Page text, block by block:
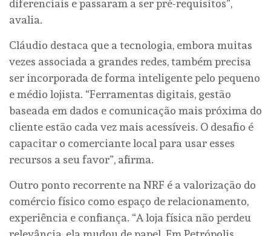
diferenciais e passaram a ser pré-requisitos”,
avalia.
Cláudio destaca que a tecnologia, embora muitas
vezes associada a grandes redes, também precisa
ser incorporada de forma inteligente pelo pequeno
e médio lojista. “Ferramentas digitais, gestão
baseada em dados e comunicação mais próxima do
cliente estão cada vez mais acessíveis. O desafio é
capacitar o comerciante local para usar esses
recursos a seu favor”, afirma.
Outro ponto recorrente na NRF é a valorização do
comércio físico como espaço de relacionamento,
experiência e confiança. “A loja física não perdeu